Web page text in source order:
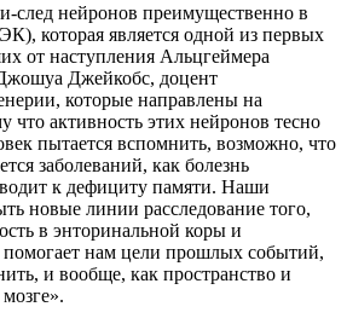
след нейронов преимущественно в
которая является одной из первых
от наступления Альцгеймера
Джейкобс, доцент
которые направлены на
что активность этих нейронов тесно
пытается вспомнить, возможно, что
заболеваний, как болезнь
к дефициту памяти. Наши
новые линии расследование того,
в энторинальной коры и
нам цели прошлых событий,
и вообще, как пространство и